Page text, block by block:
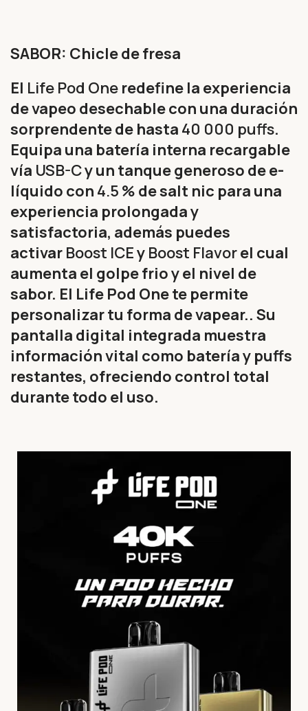
SABOR: Chicle de fresa
El Life Pod One redefine la experiencia
de vapeo desechable con una duración
sorprendente de hasta 40 000 puffs.
Equipa una batería interna recargable
vía USB-Cy un tanque generoso de e-
líquido con 4.5 % de salt nic para una
experiencia prolongada y
satisfactoria, además puedes
activar Boost ICEy Boost Flavorel cual
aumenta el golpe frio y el nivel de
sabor. El Life Pod One te permite
personalizar tu forma de vapear.. Su
pantalla digital integrada muestra
información vital como batería y puffs
restantes, ofreciendo control total
durante todo el uso.